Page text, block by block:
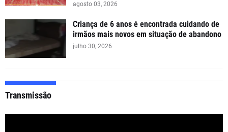
agosto 03, 2026
Criança de 6 anos é encontrada cuidando de
irmãos mais novos em situação de abandono
julho 30, 2026
Transmissão